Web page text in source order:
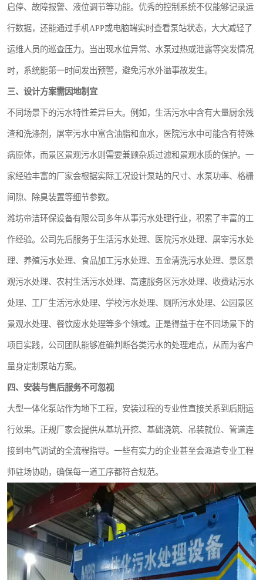
启停、故障报警、液位调节等功能。优秀的控制系统不仅能够记录运
行数据，还能通过手机APP或电脑端实时查看泵站状态，大大减轻了
运维人员的巡查压力。当出现水位异常、水泵过热或泄露等突发情况
时，系统能第一时间发出预警，避免污水外溢事故发生。
三、设计方案需因地制宜
不同场景下的污水特性差异巨大。例如，生活污水中含有大量厨余残
渣和洗涤剂，屠宰污水中富含油脂和血水，医院污水中可能含有特殊
病原体，而景区景观污水则需要兼顾杂质过滤和景观水质的保护。一
家经验丰富的厂家会根据实际工况设计泵站的尺寸、水泵功率、格栅
间隙、除臭装置等细节参数。
潍坊帝洁环保设备有限公司多年从事污水处理行业，积累了丰富的工
作经验。公司先后服务于生活污水处理、医院污水处理、屠宰污水处
理、养殖污水处理、食品加工污水处理、五金清洗污水处理、景区景
观污水处理、农村生活污水处理、高速服务区污水处理、收费站污水
处理、工厂生活污水处理、学校污水处理、厕所污水处理、公园景区
景观水处理、餐饮废水处理等多个领域。正是得益于在不同场景下的
项目实践，公司团队能够准确判断各类污水的处理难点，从而为客户
量身定制泵站方案。
四、安装与售后服务不可忽视
大型一体化泵站作为地下工程，安装过程的专业性直接关系到后期运
行效果。正规厂家会提供从基坑开挖、基础浇筑、吊装就位、管道连
接到电气调试的全流程指导。一些有实力的企业甚至会派遣专业工程
师驻场协助，确保每一道工序都符合规范。
淀粉污水处理设备
净水设备反渗透
屠宰场一体化污水处设备生产厂家
洗车污水处理设备
熟食厂污水处理设备
汽车污水处理设备
疗养院污水处理设备
生活污水处理设备
风景区生活一体化设备
豆制品污水